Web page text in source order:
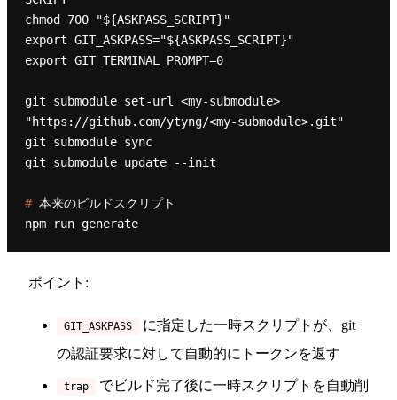
chmod 700 "${ASKPASS_SCRIPT}"
export GIT_ASKPASS="${ASKPASS_SCRIPT}"
export GIT_TERMINAL_PROMPT=0
git submodule set-url <my-submodule>
"https://github.com/ytyng/<my-submodule>.git"
git submodule sync
# 本来のビルドスクリプト
npm run generate
ポイント:
GIT_ASKPASS
に指定した一時スクリプトが、git
の認証要求に対して自動的にトークンを返す
trap
でビルド完了後に一時スクリプトを自動削